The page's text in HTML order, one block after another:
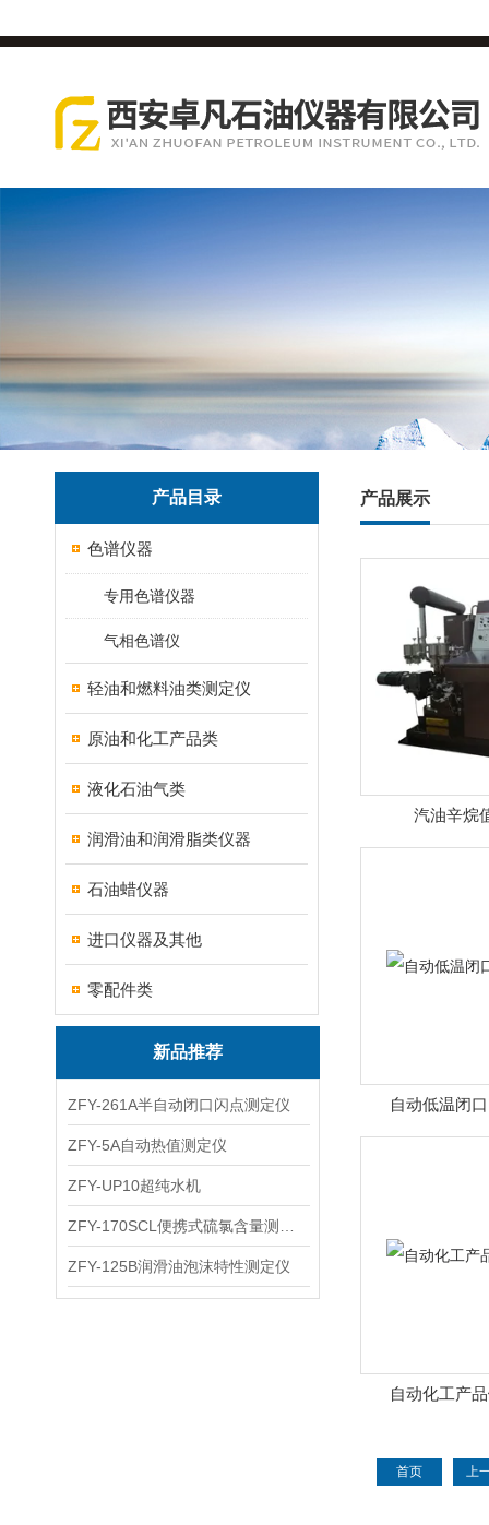
产品目录
色谱仪器
专用色谱仪器
气相色谱仪
轻油和燃料油类测定仪
原油和化工产品类
液化石油气类
润滑油和润滑脂类仪器
石油蜡仪器
进口仪器及其他
零配件类
新品推荐
ZFY-261A半自动闭口闪点测定仪
ZFY-5A自动热值测定仪
ZFY-UP10超纯水机
ZFY-125B润滑油泡沫特性测定仪
产品展示
汽油辛烷
自动低温闭
自动化工产
首页 上